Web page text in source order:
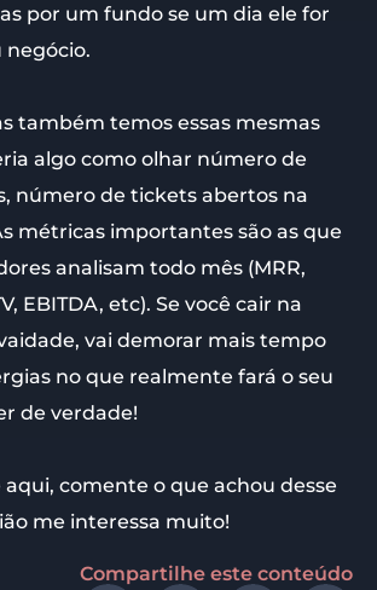
por um fundo se um dia ele for
negócio.
também temos essas mesmas
algo como olhar número de
número de tickets abertos na
métricas importantes são as que
analisam todo mês (MRR,
EBITDA, etc). Se você cair na
vai demorar mais tempo
no que realmente fará o seu
de verdade!
aqui, comente o que achou desse
me interessa muito!
Compartilhe este conteúdo